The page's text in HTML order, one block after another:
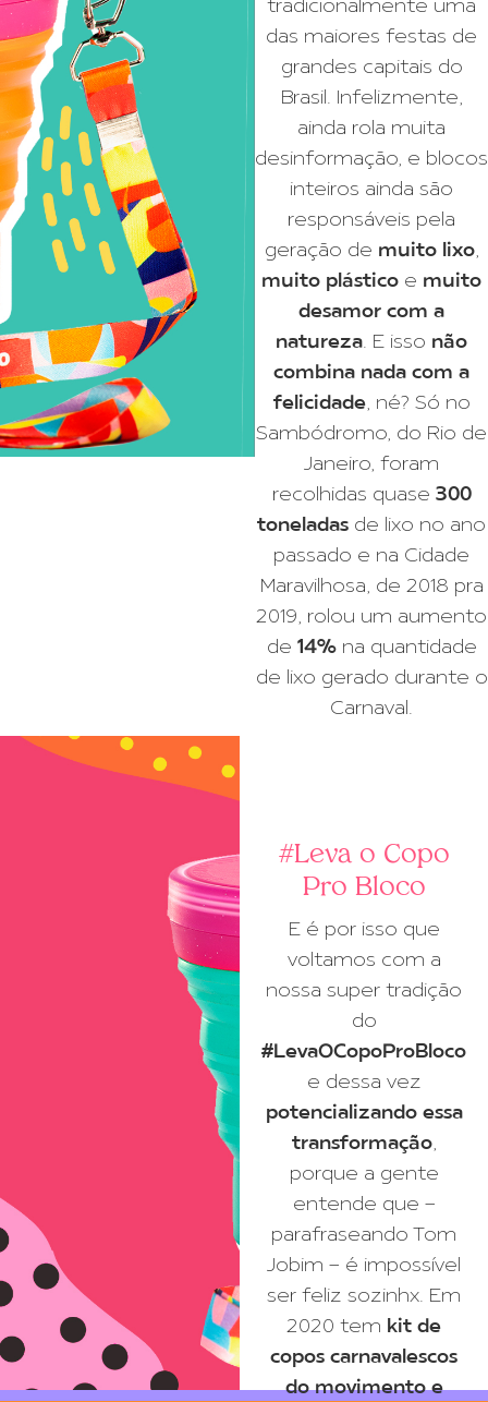
tradicionalmente uma
das maiores festas de
grandes capitais do
Brasil. Infelizmente,
ainda rola muita
desinformação, e blocos
inteiros ainda são
responsáveis pela
geração de muito lixo,
muito plástico e muito
desamor com a
natureza. E isso não
combina nada com a
felicidade, né? Só no
Sambódromo, do Rio de
Janeiro, foram
recolhidas quase 300
toneladas de lixo no ano
passado e na Cidade
Maravilhosa, de 2018 pra
2019, rolou um aumento
de 14%na quantidade
de lixo gerado durante o
Carnaval.
#Leva o Copo
Pro Bloco
E é por isso que
voltamos com a
nossa super tradição
do
#LevaOCopoProBloco
e dessa vez
potencializando essa
transformação,
porque a gente
entende que -
parafraseando Tom
Jobim - é impossível
ser feliz sozinhx. Em
2020 tem kit de
copos carnavalescos
do movimento e